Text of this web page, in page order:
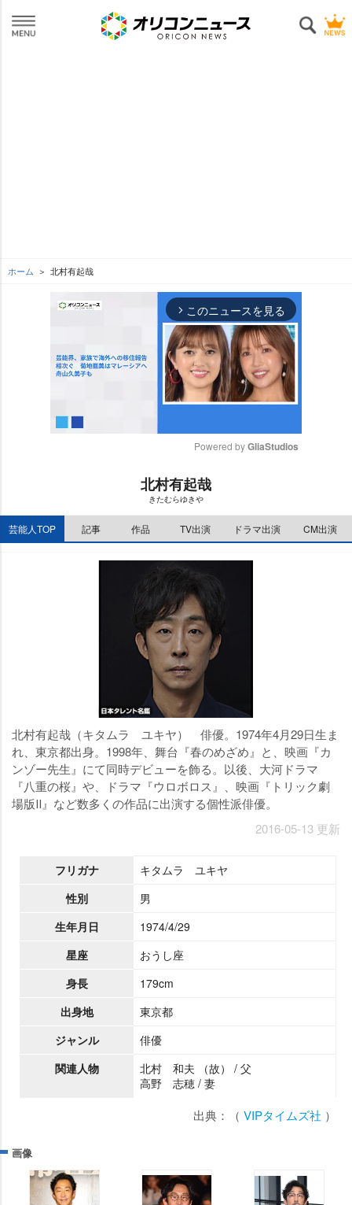
ホーム 北村有起哉
arrow_forward_ios このニュースを見る
e
Powered by GliaStudios
北村有起哉
きたむらゆき
芸能人TOP 記事 作品 TV出演 ドラマ出演 CM出演
北村有起哉（キタムラ ユキヤ） 俳優。1974年4月29日生ま
れ、東京都出身。1998年、舞台『春のめざめ』と、映画『カ
ンゾー先生』にて同時デビューを飾る。以後、大河ドラマ
『八重の桜』や、ドラマ『ウロボロス』、映画『トリック劇
場版Ⅱ』など数多くの作品に出演する個性派俳優。
2016-05-13 更新
フリガナ
キタムラ ユキヤ
性別
男
生年月日
1974/4/29
星座
おうし座
身長
179cm
出身地
東京都
ジャンル
俳優
関連人物
北村 和夫 （故） / 父
高野 志穂 / 妻
出典：（ VIPタイムズ社 ）
画像